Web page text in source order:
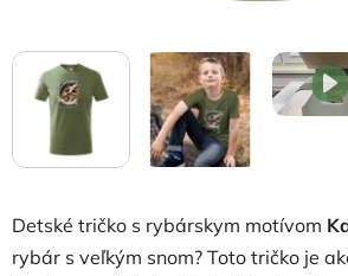
Detské tričko s rybárskym motívom
rybár s veľkým snom? Toto tričko je